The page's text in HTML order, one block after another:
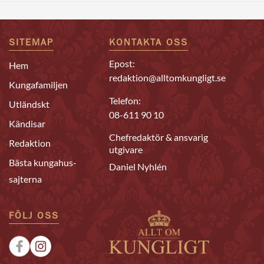
SITEMAP
Hem
Kungafamiljen
Utländskt
Kändisar
Redaktion
Bästa kungahus-
sajterna
KONTAKTA OSS
Epost:
redaktion@alltomkungligt.se
Telefon:
08-611 90 10
Chefredaktör & ansvarig
utgivare
Daniel Nyhlén
FÖLJ OSS